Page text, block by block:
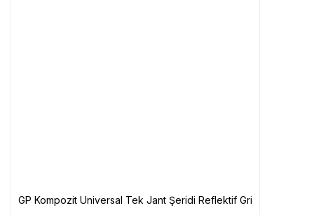
GP Kompozit Universal Tek Jant Şeridi Reflektif Gri